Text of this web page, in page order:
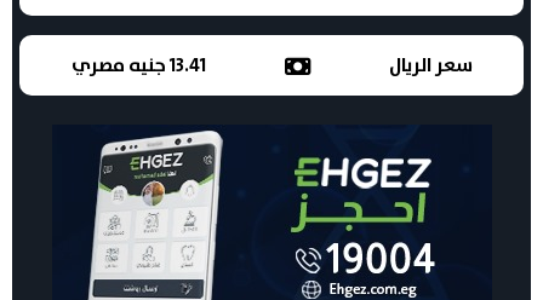
سعر الريال 13.41 جنيه مصري